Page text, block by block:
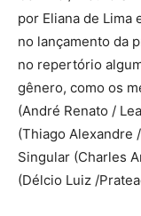
por Eliana de Lima
no lançamento da
no repertório
gênero, como os
(André Renato /
(Thiago Alexandre
Singular (Charles
(Délcio Luiz /